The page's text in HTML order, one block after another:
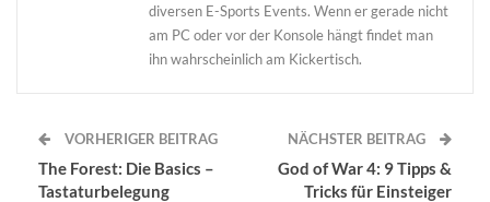
diversen E-Sports Events. Wenn er gerade nicht
am PC oder vor der Konsole hängt findet man
ihn wahrscheinlich am Kickertisch.
VORHERIGER BEITRAG
The Forest: Die Basics –
Tastaturbelegung
NÄCHSTER BEITRAG
God of War 4: 9 Tipps &
Tricks für Einsteiger